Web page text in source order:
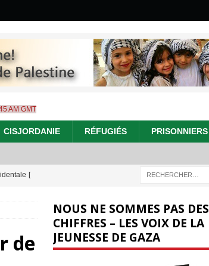
AM GMT
CISJORDANIE RÉFUGIÉS PRISONNIERS
[
les
de
NOUS NE SOMMES PAS DES
CHIFFRES – LES VOIX DE LA
JEUNESSE DE GAZA